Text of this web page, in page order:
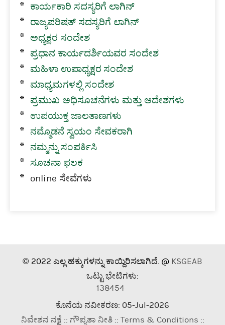
ಕಾರ್ಯಕಾರಿ ಸದಸ್ಯರಿಗೆ ಲಾಗಿನ್
ರಾಜ್ಯಪರಿಷತ್ ಸದಸ್ಯರಿಗೆ ಲಾಗಿನ್
ಅಧ್ಯಕ್ಷರ ಸಂದೇಶ
ಪ್ರಧಾನ ಕಾರ್ಯದರ್ಶಿಯವರ ಸಂದೇಶ
ಮಹಿಳಾ ಉಪಾಧ್ಯಕ್ಷರ ಸಂದೇಶ
ಮಾಧ್ಯಮಗಳಲ್ಲಿ ಸಂದೇಶ
ಪ್ರಮುಖ ಅಧಿಸೂಚನೆಗಳು ಮತ್ತು ಆದೇಶಗಳು
ಉಪಯುಕ್ತ ಜಾಲತಾಣಗಳು
ನಮ್ಮೊಡನೆ ಸ್ವಯಂ ಸೇವಕರಾಗಿ
ನಮ್ಮನ್ನು ಸಂಪರ್ಕಿಸಿ
ಸೂಚನಾ ಫಲಕ
online ಸೇವೆಗಳು
© 2022 ಎಲ್ಲ ಹಕ್ಕುಗಳನ್ನು ಕಾಯ್ದಿರಿಸಲಾಗಿದೆ. @ KSGEAB
ಒಟ್ಟು ಭೇಟಿಗಳು:
138454
ಕೊನೆಯ ನವೀಕರಣ: 05-Jul-2026
ನಿವೇಶನ ನಕ್ಷೆ :: ಗೌಪ್ಯತಾ ನೀತಿ:: Terms & Conditions ::